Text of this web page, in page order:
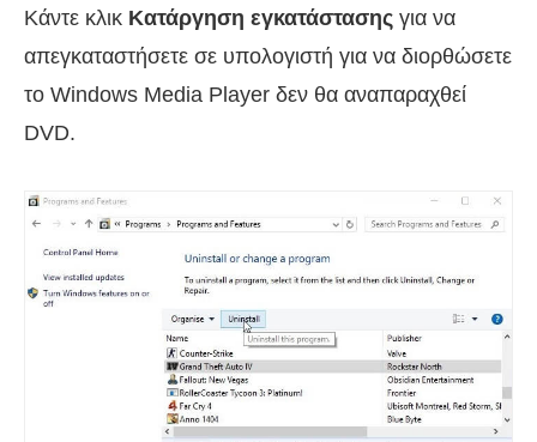
Κάντε κλικ Κατάργηση εγκατάστασης για να
απεγκαταστήσετε σε υπολογιστή για να διορθώσετε
το Windows Media Player δεν θα αναπαραχθεί
DVD.